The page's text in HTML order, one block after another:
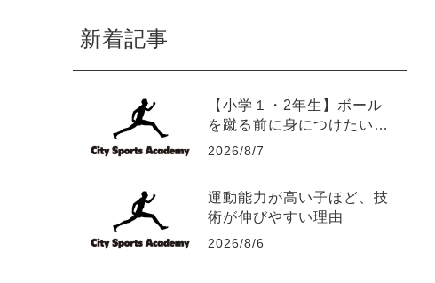
新着記事
【小学１・2年生】ボール
を蹴る前に身につけたい5
つの運動能力
2026/8/7
運動能力が高い子ほど、技
術が伸びやすい理由
2026/8/6